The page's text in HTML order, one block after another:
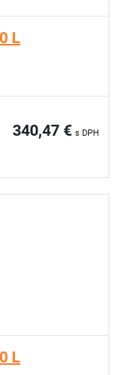
L
340,47 € s DPH
L